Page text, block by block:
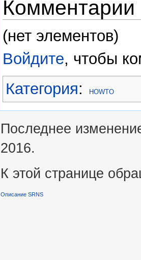
Комментарии
(нет элементов)
Войдите, чтобы
Категория: HOWTO
Последнее
2016.
К этой странице
Описание SRNS